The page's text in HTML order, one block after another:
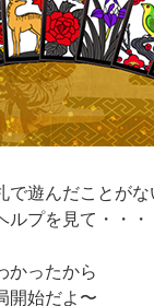
で遊んだことがな
ルプを見て・・・
かったから
開始だよ〜